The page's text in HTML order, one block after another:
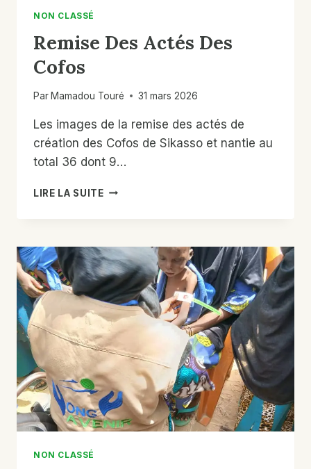
PENDANT
QU’UNE
À
DJONDIORI.
NON CLASSÉ
Remise Des Actés Des
Cofos
Par Mamadou Touré 31 mars 2026
Les images de la remise des actés de
création des Cofos de Sikasso et nantie au
total 36 dont 9…
LIRE LA SUITEREMISE
COFOS
NON CLASSÉ